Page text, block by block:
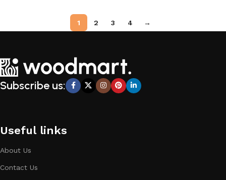
1 2 3 4 →
Subscribe us:
Useful links
About Us
Contact Us